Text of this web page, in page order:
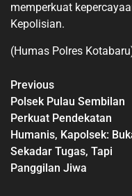
memperkuat
Kepolisian.
(Humas Polres
Previous
Polsek Pulau Sembilan
Perkuat Pendekatan
Humanis, Kapolsek:
Sekadar Tugas, Tapi
Panggilan Jiwa